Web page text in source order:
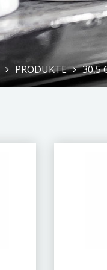
PRODUKTE 30,5